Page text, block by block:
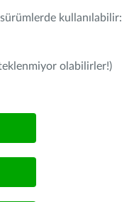
sürümlerde kullanılabilir:
olabilirler!)